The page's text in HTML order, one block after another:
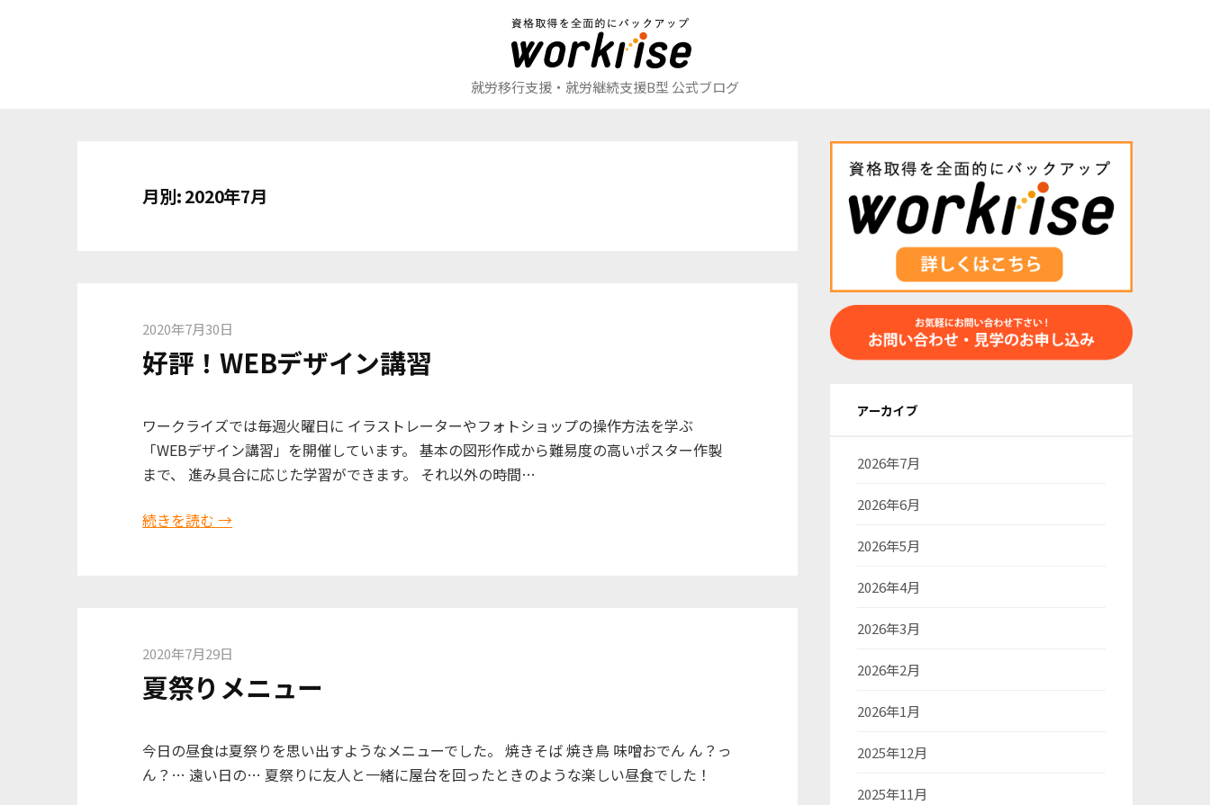
就労移行支援・就労継続支援B型 公式ブログ
月別: 2020年7月
2020年7月30日
好評！WEBデザイン講習
ワークライズでは毎週火曜日に イラストレーターやフォトショップの操作方法を学ぶ
「WEBデザイン講習」を開催しています。 基本の図形作成から難易度の高いポスター作製
まで、 進み具合に応じた学習ができます。 それ以外の時間…
続きを読む →
2020年7月29日
夏祭りメニュー
今日の昼食は夏祭りを思い出すようなメニューでした。 焼きそば 焼き鳥 味噌おでん ん？っ
ん？… 遠い日の… 夏祭りに友人と一緒に屋台を回ったときのような楽しい昼食でした！
アーカイブ
2026年7月
2026年6月
2026年5月
2026年4月
2026年3月
2026年2月
2026年1月
2025年12月
2025年11月